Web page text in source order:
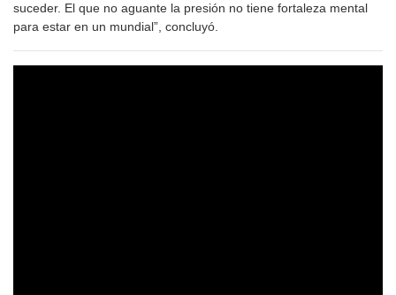
suceder. El que no aguante la presión no tiene fortaleza mental
para estar en un mundial”, concluyó.